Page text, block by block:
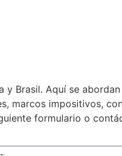
Brasil. Aquí se
marcos impositivos,
formulario o